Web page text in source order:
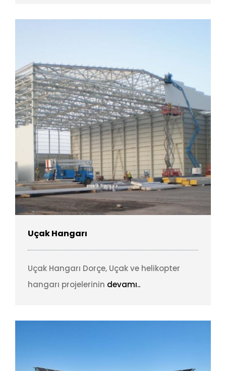
Uçak Hangarı
Uçak Hangarı Dorçe, Uçak ve helikopter
hangarı projelerinin devamı..